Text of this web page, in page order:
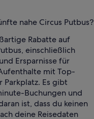
nahe Circus Putbus?
Rabatte auf
einschließlich
Ersparnisse für
mit Top-
Es gibt
Buchungen und
ist, dass du keinen
deine Reisedaten